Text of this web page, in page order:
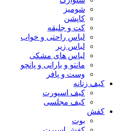
شومیز
کاپشن
کت و جلیقه
لباس راحتی و خواب
لباس زیر
لباس های مشکی
مانتو و بارانی و پانچو
وست و پافر
کیف زنانه
کیف اسپورت
کیف مجلسی
کفش
بوت